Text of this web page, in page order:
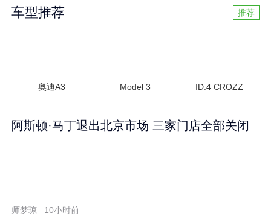
车型推荐 推荐
奥迪A3 Model 3 ID.4 CROZZ
阿斯顿·马丁退出北京市场 三家门店全部关闭
师梦琼 10小时前